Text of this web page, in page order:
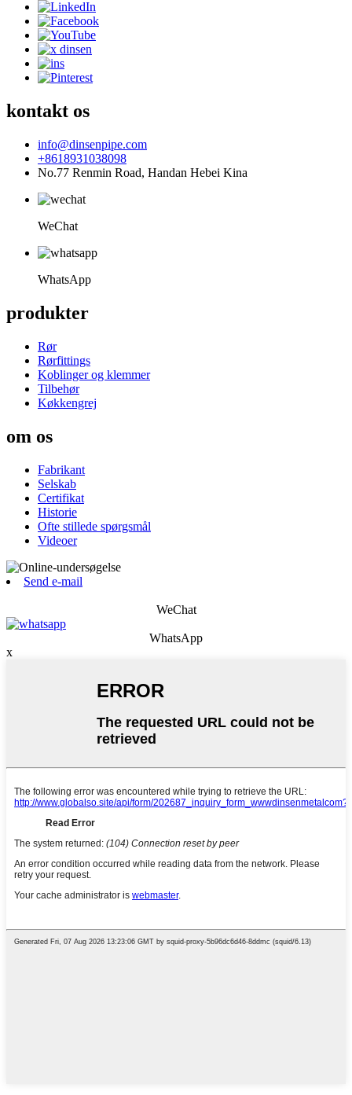
kontakt os
info@dinsenpipe.com
+8618931038098
No.77 Renmin Road, Handan Hebei Kina
WeChat
WhatsApp
produkter
Rør
Rørfittings
Koblinger og klemmer
Tilbehør
Køkkengrej
om os
Fabrikant
Selskab
Certifikat
Historie
Ofte stillede spørgsmål
Videoer
Send e-mail
WeChat
WhatsApp
x